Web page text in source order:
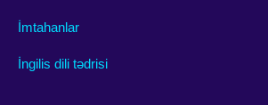
İmtahanlar
İngilis dili tədrisi